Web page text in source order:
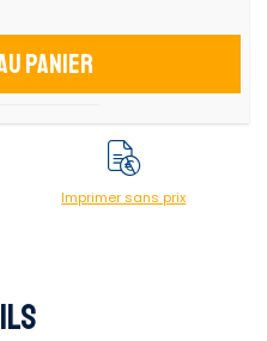
panier
Imprimer sans prix